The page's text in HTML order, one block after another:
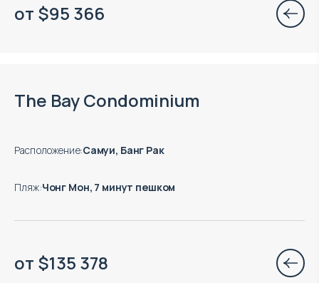
от $95 366
The Bay Condominium
Расположение:Самуи, Банг Рак
Пляж:Чонг Мон, 7 минут пешком
от $135 378